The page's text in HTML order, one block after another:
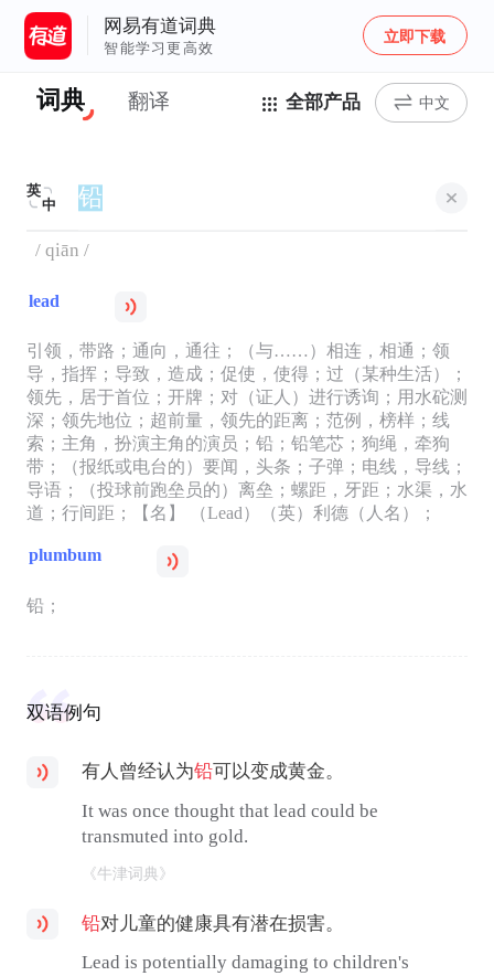
网易有道词典
智能学习更高效
立即下载
词典 翻译 全部产品 中文
英
中
/ qiān /
lead
引领，带路；通向，通往；（与……）相连，相通；领
导，指挥；导致，造成；促使，使得；过（某种生活）；
领先，居于首位；开牌；对（证人）进行诱询；用水砣测
深；领先地位；超前量，领先的距离；范例，榜样；线
索；主角，扮演主角的演员；铅；铅笔芯；狗绳，牵狗
带；（报纸或电台的）要闻，头条；子弹；电线，导线；
导语；（投球前跑垒员的）离垒；螺距，牙距；水渠，水
道；行间距；【名】 （Lead）（英）利德（人名）；
plumbum
铅；
双语例句
有人曾经认为铅可以变成黄金。
It was once thought that lead could be
transmuted into gold.
《牛津词典》
铅对儿童的健康具有潜在损害。
Lead is potentially damaging to children's